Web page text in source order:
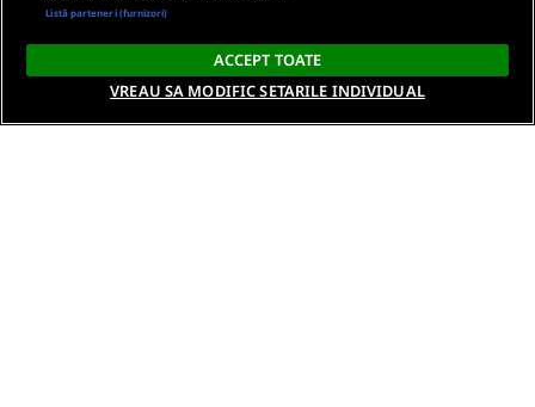
Listă parteneri (furnizori)
ACCEPT TOATE
VREAU SA MODIFIC SETARILE INDIVIDUAL